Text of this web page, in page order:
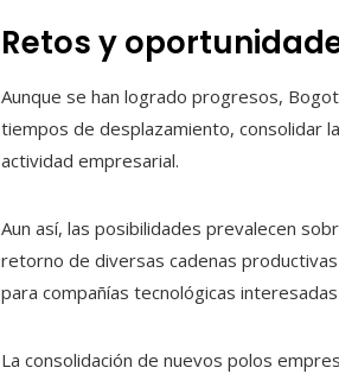
Retos y
Aunque se han logrado progresos,
tiempos de desplazamiento, consolidar
actividad empresarial.
Aun así, las posibilidades prevalecen
retorno de diversas cadenas
para compañías tecnológicas
La consolidación de nuevos polos